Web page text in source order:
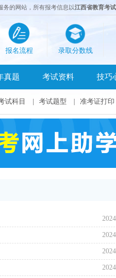
务的网站，所有报考信息以江西省教育考
报名流程 录取分数线
真题 考试资料 技巧
试科目 考试题型 准考证打印